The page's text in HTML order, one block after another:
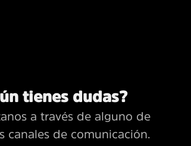
tienes dudas?
a través de alguno de
canales de comunicación.